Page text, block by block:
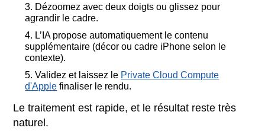
Dézoomez avec deux doigts ou glissez pour
agrandir le cadre.
L’IA propose automatiquement le contenu
supplémentaire (décor ou cadre iPhone selon le
contexte).
Validez et laissez le Private Cloud Compute
d'Apple finaliser le rendu.
Le traitement est rapide, et le résultat reste très
naturel.